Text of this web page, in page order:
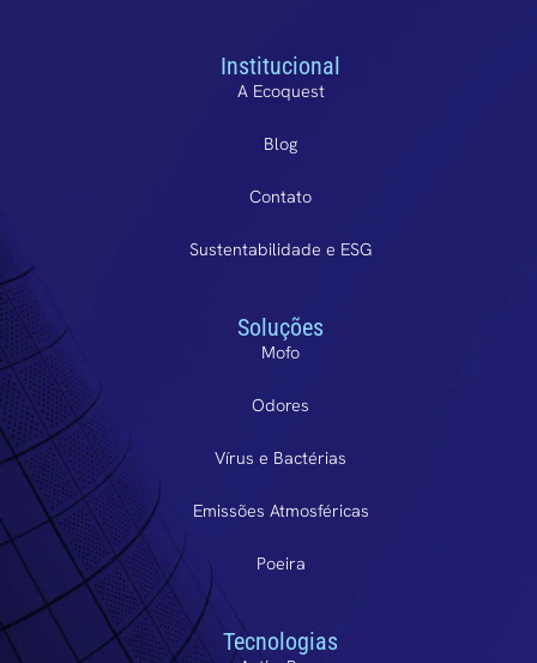
Institucional
A Ecoquest
Blog
Contato
Sustentabilidade e ESG
Soluções
Mofo
Odores
Vírus e Bactérias
Emissões Atmosféricas
Poeira
Tecnologias